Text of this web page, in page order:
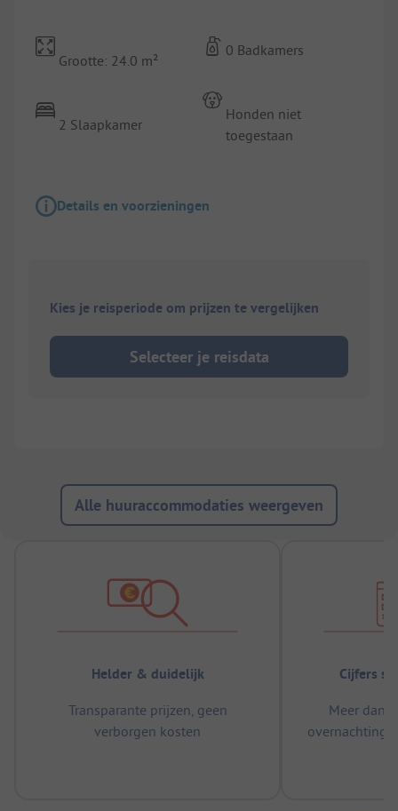
Grootte: 24.0 m²
2 Slaapkamer
0 Badkamers
Honden niet
toegestaan
Details en voorzieningen
Kies je reisperiode om prijzen te vergelijken
Selecteer je reisdata
Alle huuraccommodaties weergeven
Helder & duidelijk
Transparante prijzen, geen
verborgen kosten
Cijfers
Meer dan